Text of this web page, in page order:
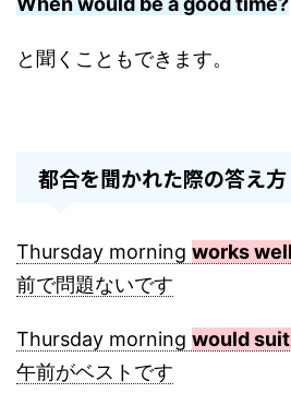
と聞くこともできます。
都合を聞かれた際の答え方
Thursday morning works well
前で問題ないです
Thursday morning would
午前がベストです